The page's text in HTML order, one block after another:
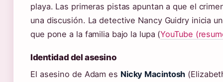
playa. Las primeras pistas apuntan a que el
una discusión. La detective Nancy Guidry inicia
que pone a la familia bajo la lupa (YouTube
Identidad del asesino
El asesino de Adam es Nicky Macintosh